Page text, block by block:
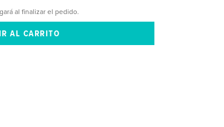
al finalizar el pedido.